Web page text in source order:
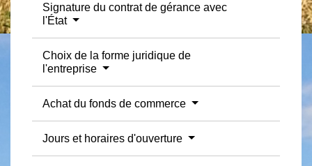
Signature du contrat de gérance avec
l'État
Choix de la forme juridique de
l'entreprise
Achat du fonds de commerce
Jours et horaires d'ouverture